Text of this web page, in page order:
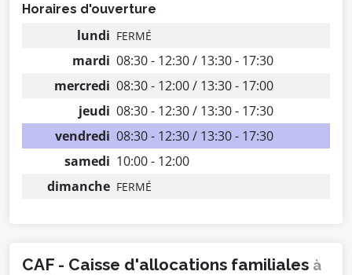
Horaires d'ouverture
lundi FERMÉ
mardi 08:30 - 12:30 / 13:30 - 17:30
mercredi 08:30 - 12:00 / 13:30 - 17:00
jeudi 08:30 - 12:30 / 13:30 - 17:30
vendredi 08:30 - 12:30 / 13:30 - 17:30
samedi 10:00 - 12:00
dimanche FERMÉ
CAF - Caisse d'allocations familiales à